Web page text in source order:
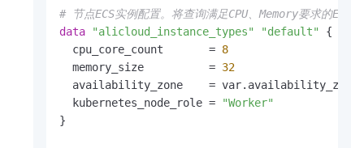
# 节点ECS实例配置。将查询满足CPU、Memory要求的ECS
data
"alicloud_instance_types" "default"
{
  cpu_core_count       =
8
  memory_size          =
32
  availability_zone    = var.availability_zone[
  kubernetes_node_role =
"Worker"
}